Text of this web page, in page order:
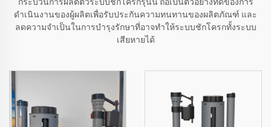
ดำเนินงานของผู้ผลิตเพื่อรับประกันความทนทานของผลิตภัณฑ์ และ
ลดความจำเป็นในการบำรุงรักษาที่อาจทำให้ระบบชักโครกทั้งระบบ
เสียหายได้